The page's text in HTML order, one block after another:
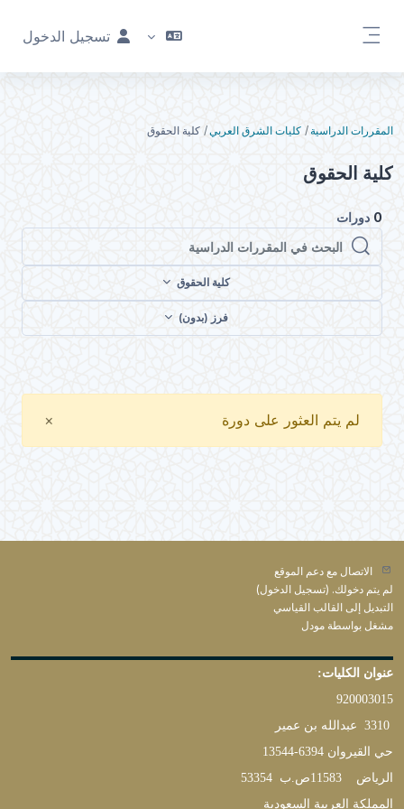
تسجيل الدخول
المقررات الدراسية كليات الشرق العربي كلية الحقوق
كلية الحقوق
0 دورات
البحث في المقررات الدراسية
البحث في المقررات الدراسية
كلية الحقوق
فرز (بدون)
× لم يتم العثور على دورة
الاتصال مع دعم الموقع
لم يتم دخولك. (تسجيل الدخول)
التبديل إلى القالب القياسي
مشغل بواسطة مودل
عنوان الكليات:
920003015
3310 عبدالله بن عمير
حي القيروان 13544-6394
الرياض
11583ص.ب 53354
المملكة العربية السعودية